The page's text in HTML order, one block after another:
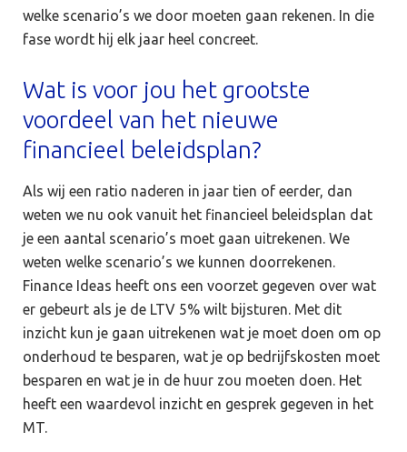
welke scenario’s we door moeten gaan rekenen. In die
fase wordt hij elk jaar heel concreet.
Wat is voor jou het grootste
voordeel van het nieuwe
financieel beleidsplan?
Als wij een ratio naderen in jaar tien of eerder, dan
weten we nu ook vanuit het financieel beleidsplan dat
je een aantal scenario’s moet gaan uitrekenen. We
weten welke scenario’s we kunnen doorrekenen.
Finance Ideas heeft ons een voorzet gegeven over wat
er gebeurt als je de LTV 5% wilt bijsturen. Met dit
inzicht kun je gaan uitrekenen wat je moet doen om op
onderhoud te besparen, wat je op bedrijfskosten moet
besparen en wat je in de huur zou moeten doen. Het
heeft een waardevol inzicht en gesprek gegeven in het
MT.